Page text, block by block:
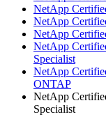
NetApp
NetApp
NetApp
NetApp
Specialist
NetApp
ONTAP
NetApp
Specialist